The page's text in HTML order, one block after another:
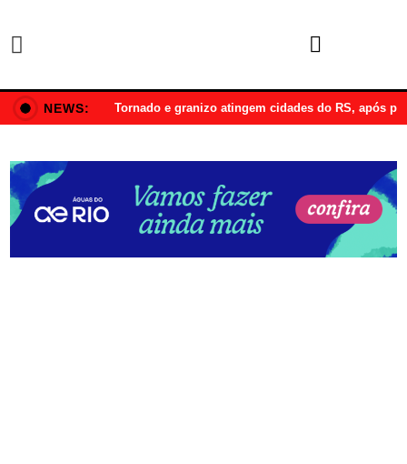
NEWS: Tornado e granizo atingem cidades do RS, após